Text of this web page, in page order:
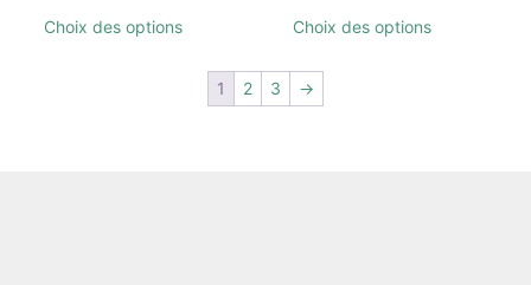
Choix des options Choix des options
1 2 3 →